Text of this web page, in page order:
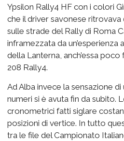
Ypsilon Rally4 HF con i colori
che il driver savonese
sulle strade del Rally di Roma
inframezzata da un’esperienza
della Lanterna, anch’essa
208 Rally4.
Ad Alba invece la sensazione di
numeri si è avuta fin da subito.
cronometrici fatti siglare
posizioni di vertice. In tutto
tra le file del Campionato